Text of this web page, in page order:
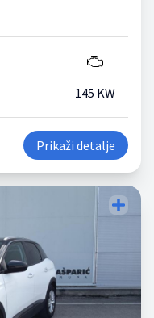
145 KW
Prikaži detalje